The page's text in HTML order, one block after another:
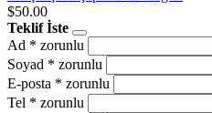
$50.00
Teklif İste
Ad * zorunlu
Soyad * zorunlu
E-posta * zorunlu
Tel * zorunlu